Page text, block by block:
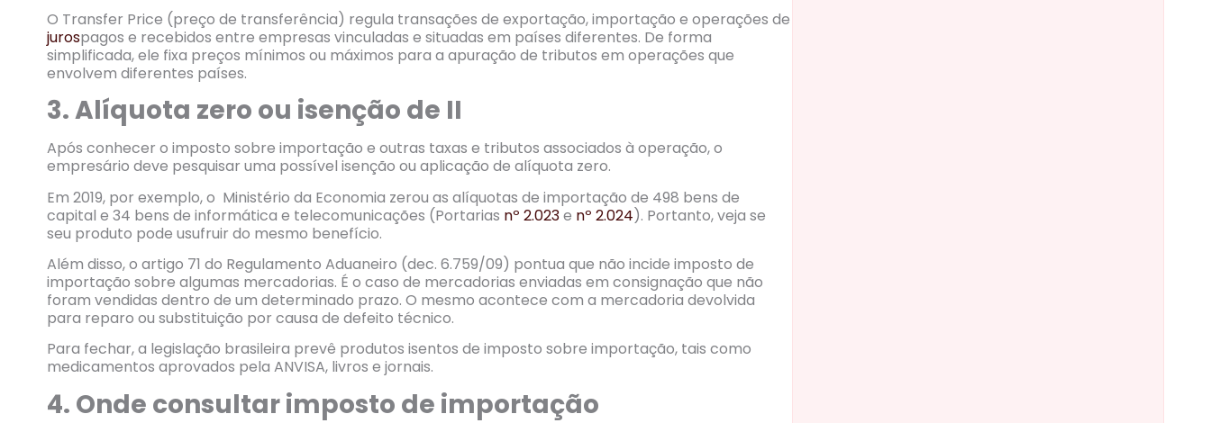
O Transfer Price (preço de transferência) regula transações de exportação, importação e operações de
jurospagos e recebidos entre empresas vinculadas e situadas em países diferentes. De forma
simplificada, ele fixa preços mínimos ou máximos para a apuração de tributos em operações que
envolvem diferentes países.
3. Alíquota zero ou isenção de II
Após conhecer o imposto sobre importação e outras taxas e tributos associados à operação, o
empresário deve pesquisar uma possível isenção ou aplicação de alíquota zero.
Em 2019, por exemplo, o Ministério da Economia zerou as alíquotas de importação de 498 bens de
capital e 34 bens de informática e telecomunicações (Portarias nº 2.023e nº 2.024). Portanto, veja se
seu produto pode usufruir do mesmo benefício.
Além disso, o artigo 71 do Regulamento Aduaneiro (dec. 6.759/09) pontua que não incide imposto de
importação sobre algumas mercadorias. É o caso de mercadorias enviadas em consignação que não
foram vendidas dentro de um determinado prazo. O mesmo acontece com a mercadoria devolvida
para reparo ou substituição por causa de defeito técnico.
Para fechar, a legislação brasileira prevê produtos isentos de imposto sobre importação, tais como
medicamentos aprovados pela ANVISA, livros e jornais.
4. Onde consultar imposto de importação